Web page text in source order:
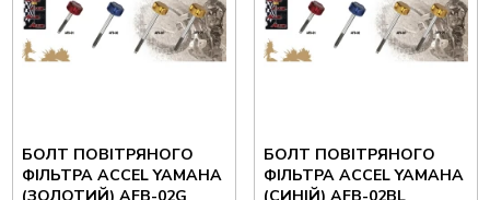
БОЛТ ПОВІТРЯНОГО
ФІЛЬТРА ACCEL YAMAHA
(ЗОЛОТИЙ) AFB-02G
БОЛТ ПОВІТРЯНОГО
ФІЛЬТРА ACCEL YAMAHA
(СИНІЙ) AFB-02BL